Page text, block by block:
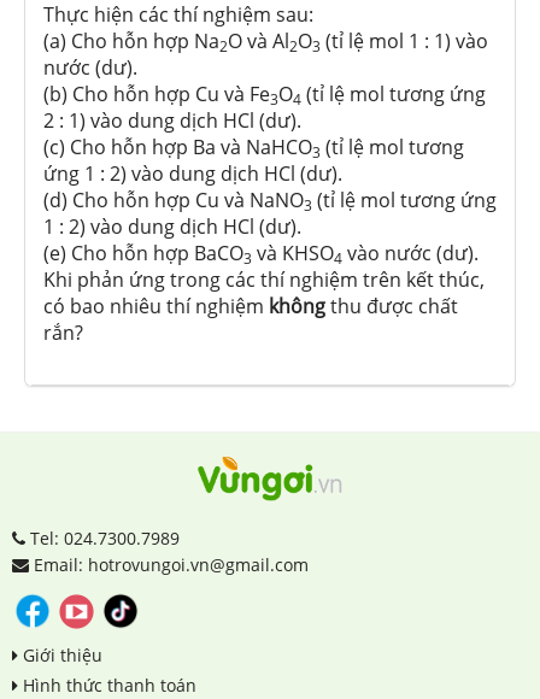
Thực hiện các thí nghiệm sau:
(a) Cho hỗn hợp Na2O và Al2O3 (tỉ lệ mol 1 : 1) vào
nước (dư).
(b) Cho hỗn hợp Cu và Fe3O4 (tỉ lệ mol tương ứng
2 : 1) vào dung dịch HCl (dư).
(c) Cho hỗn hợp Ba và NaHCO3 (tỉ lệ mol tương
ứng 1 : 2) vào dung dịch HCl (dư).
(d) Cho hỗn hợp Cu và NaNO3 (tỉ lệ mol tương ứng
1 : 2) vào dung dịch HCl (dư).
(e) Cho hỗn hợp BaCO3 và KHSO4 vào nước (dư).
Khi phản ứng trong các thí nghiệm trên kết thúc,
có bao nhiêu thí nghiệm khôngthu được chất
rắn?
Tel: 024.7300.7989
Email: hotrovungoi.vn@gmail.com
Giới thiệu
Hình thức thanh toán